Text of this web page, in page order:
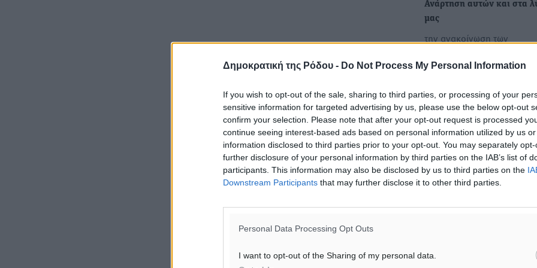
Δημοκρατική της Ρόδου - Do Not Process My Personal Information
If you wish to opt-out of the sale, sharing to third parties, or processing of your
sensitive information for targeted advertising by us, please use the below opt-out
confirm your selection. Please note that after your opt-out request is processed
continue seeing interest-based ads based on personal information utilized by us
information disclosed to third parties prior to your opt-out. You may separately
further disclosure of your personal information by third parties on the IAB’s list of
participants. This information may also be disclosed by us to third parties on the
Downstream Participants that may further disclose it to other third parties.
Personal Data Processing Opt Outs
I want to opt-out of the Sharing of my personal data.
Ανάρτηση αυτών και στα
μας
την ανακοίνωση των
υποψηφίων των Εξετάσεων
Συνελήφθη 33χρονος
μετέφερε αλλοδαπούς στο
Φαρμακονήσι στις 22
αποτέλεσμα το θάνατο ενός
αυτών
Τις βραδινές ώρες την
23/03/2025, ένα